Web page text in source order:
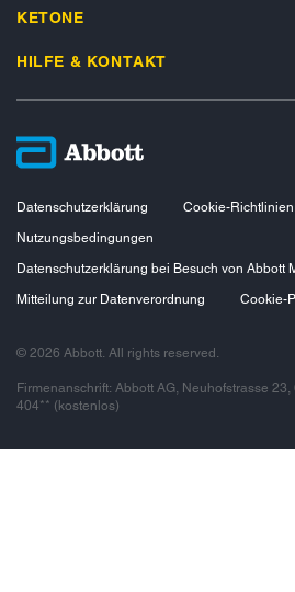
KETONE
HILFE & KONTAKT
Datenschutzerklärung
Cookie-Richtlinien
Nutzungsbedingungen
Datenschutzerklärung bei Besuch von Abbott
Mitteilung zur Datenverordnung
Cookie-
© 2026 Abbott. All rights reserved.
Firmenanschrift: Abbott AG, Neuhofstrasse
404** (kostenlos)